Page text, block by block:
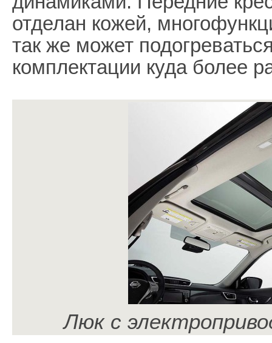
отделан кожей,
так же может
комплектации куда более
Люк с